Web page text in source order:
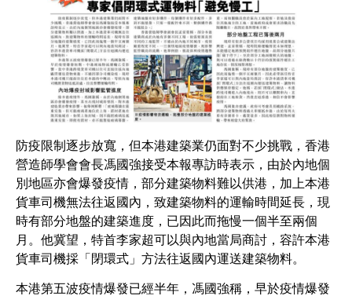
防疫限制逐步放寬，但本港建築業仍面對不少挑戰，香港
營造師學會會長馮國強接受本報專訪時表示，由於內地個
別地區亦會爆發疫情，部分建築物料難以供港，加上本港
貨車司機無法往返國內，致建築物料的運輸時間延長，現
時有部分地盤的建築進度，已因此而拖慢一個半至兩個
月。他冀望，特首李家超可以與內地當局商討，容許本港
貨車司機採「閉環式」方法往返國內運送建築物料。
本港第五波疫情爆發已經半年，馮國強稱，早於疫情爆發